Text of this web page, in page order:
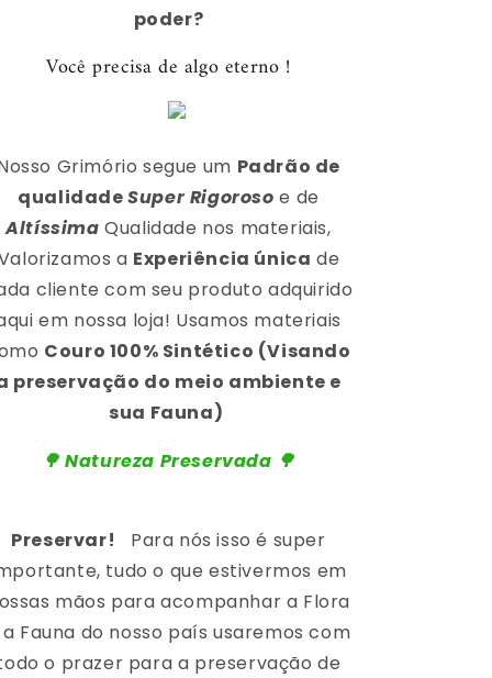
poder?
Você precisa de algo eterno !
Grimório segue um Padrão de
qualidadeSuper Rigoroso e de
Altíssima Qualidade nos materiais,
a Experiência única de
cliente com seu produto adquirido
em nossa loja! Usamos materiais
Couro 100% Sintético (Visando
preservação do meio ambiente e
sua Fauna)
🌳 Natureza Preservada 🌳
Preservar! Para nós isso é super
tudo o que estivermos em
mãos para acompanhar a Flora
Fauna do nosso país usaremos com
o prazer para a preservação de